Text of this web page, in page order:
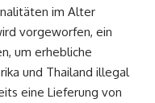
im Alter
vorgeworfen, ein
um erhebliche
und Thailand illegal
eine Lieferung von